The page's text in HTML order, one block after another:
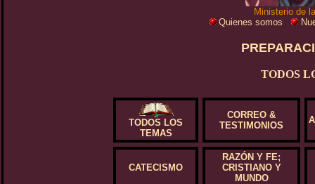
Ministerio de
Quienes somos
TODOS
TODOS LOS
TEMAS
CORREO &
TESTIMONIOS
CATECISMO
RAZÓN Y FE;
CRISTIANO Y
MUNDO